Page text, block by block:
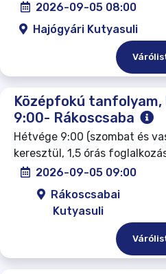
2026-09-05 08:00
Hajógyári Kutyasuli
Középfokú tanfolyam,
9:00- Rákoscsaba
Hétvége 9:00 (szombat és
keresztül, 1,5 órás
2026-09-05 09:00
Rákoscsabai
Kutyasuli